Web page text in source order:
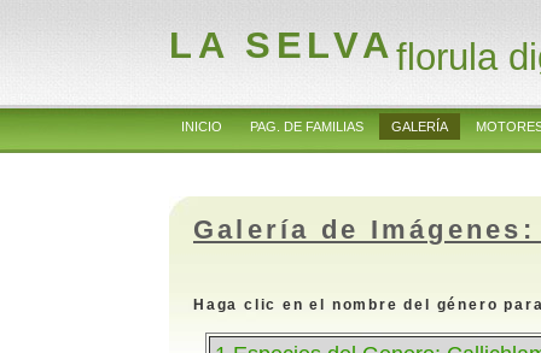
LA SELVAflorula
INICIO PAG. DE FAMILIAS GALERÍA
Galería de
Haga clic en el nombre del género